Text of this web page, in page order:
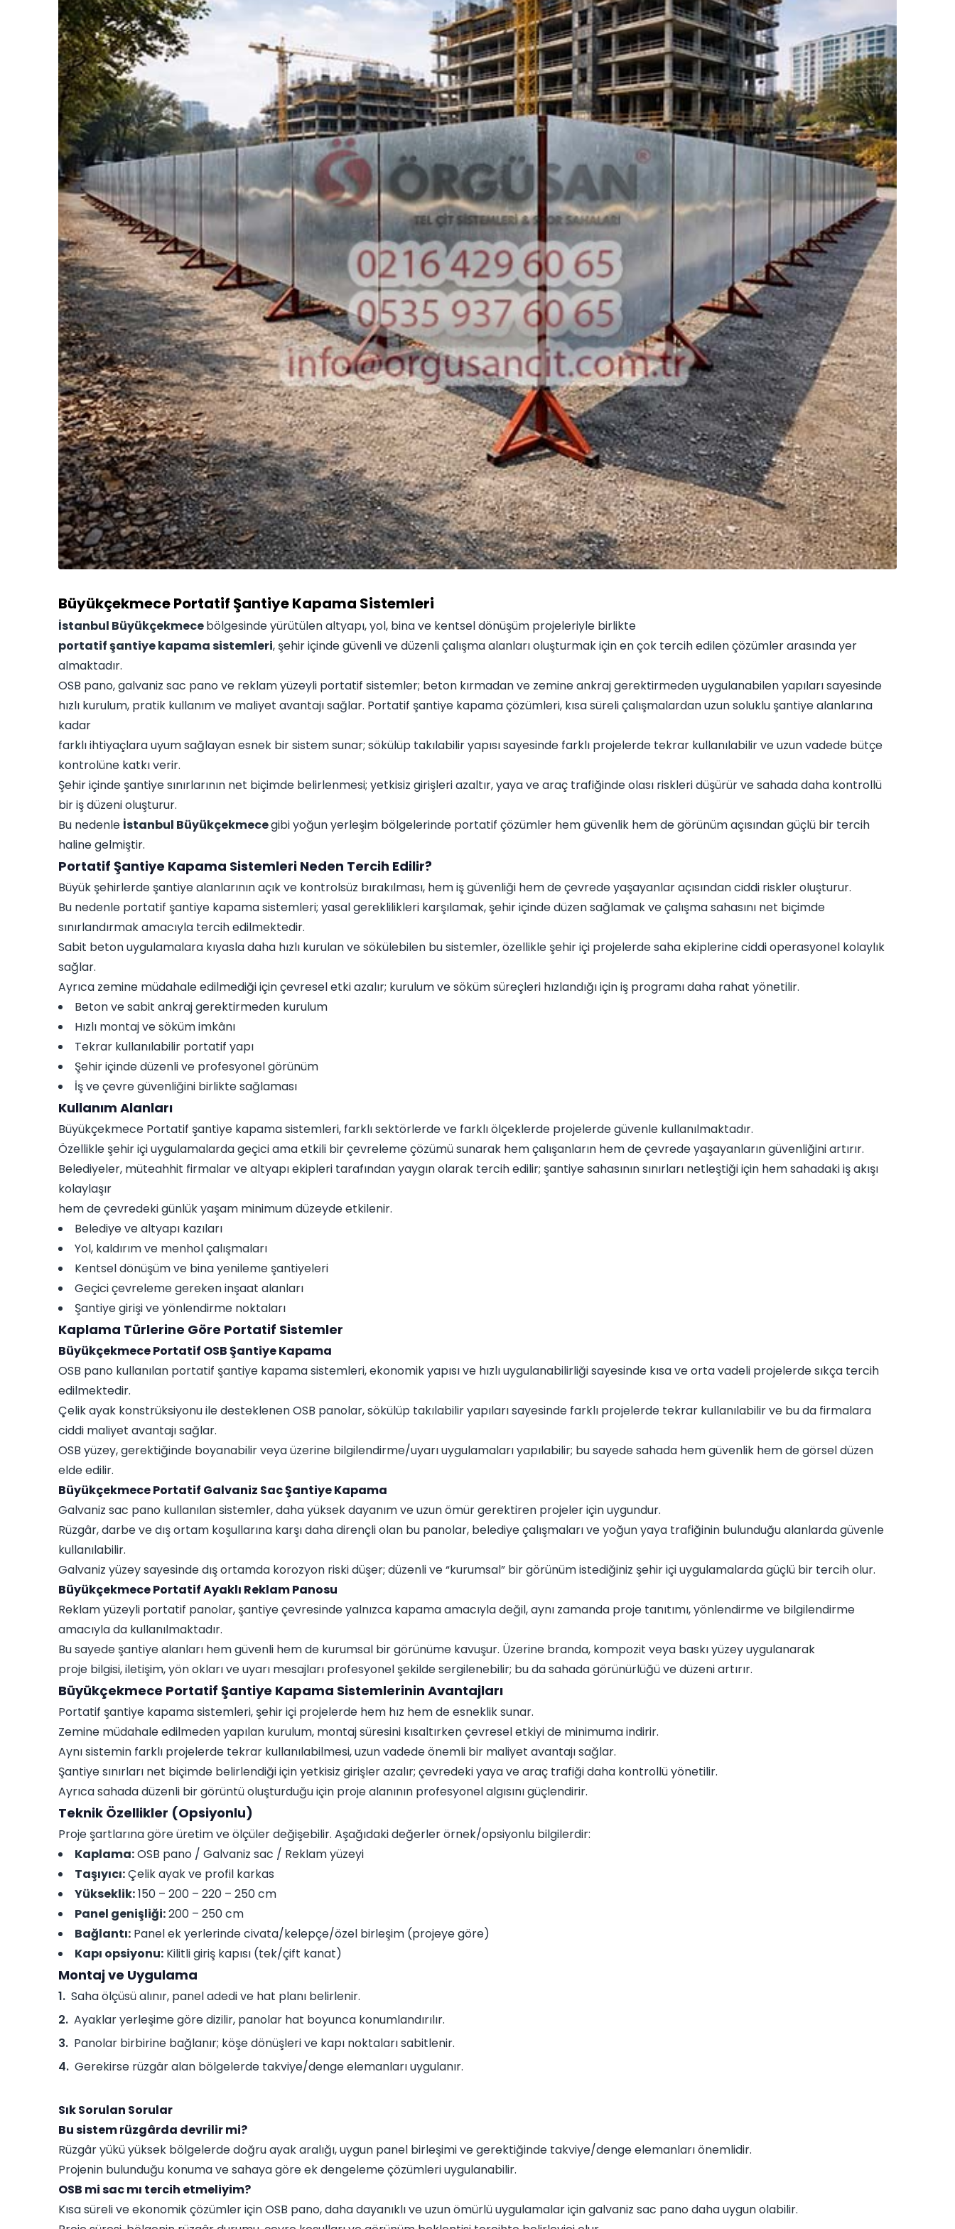
Büyükçekmece Portatif Şantiye Kapama Sistemleri
İstanbul Büyükçekmecebölgesinde yürütülen altyapı, yol, bina ve kentsel dönüşüm projeleriyle birlikte
portatif şantiye kapama sistemleri, şehir içinde güvenli ve düzenli çalışma alanları oluşturmak için en çok tercih edilen çözümler arasında yer
almaktadır.
OSB pano, galvaniz sac pano ve reklam yüzeyli portatif sistemler; beton kırmadan ve zemine ankraj gerektirmeden uygulanabilen yapıları sayesinde
hızlı kurulum, pratik kullanım ve maliyet avantajı sağlar. Portatif şantiye kapama çözümleri, kısa süreli çalışmalardan uzun soluklu şantiye alanlarına
kadar
farklı ihtiyaçlara uyum sağlayan esnek bir sistem sunar; sökülüp takılabilir yapısı sayesinde farklı projelerde tekrar kullanılabilir ve uzun vadede bütçe
kontrolüne katkı verir.
Şehir içinde şantiye sınırlarının net biçimde belirlenmesi; yetkisiz girişleri azaltır, yaya ve araç trafiğinde olası riskleri düşürür ve sahada daha kontrollü
bir iş düzeni oluşturur.
Bu nedenle İstanbul Büyükçekmecegibi yoğun yerleşim bölgelerinde portatif çözümler hem güvenlik hem de görünüm açısından güçlü bir tercih
haline gelmiştir.
Portatif Şantiye Kapama Sistemleri Neden Tercih Edilir?
Büyük şehirlerde şantiye alanlarının açık ve kontrolsüz bırakılması, hem iş güvenliği hem de çevrede yaşayanlar açısından ciddi riskler oluşturur.
Bu nedenle portatif şantiye kapama sistemleri; yasal gereklilikleri karşılamak, şehir içinde düzen sağlamak ve çalışma sahasını net biçimde
sınırlandırmak amacıyla tercih edilmektedir.
Sabit beton uygulamalara kıyasla daha hızlı kurulan ve sökülebilen bu sistemler, özellikle şehir içi projelerde saha ekiplerine ciddi operasyonel kolaylık
sağlar.
Ayrıca zemine müdahale edilmediği için çevresel etki azalır; kurulum ve söküm süreçleri hızlandığı için iş programı daha rahat yönetilir.
Beton ve sabit ankraj gerektirmeden kurulum
Hızlı montaj ve söküm imkânı
Tekrar kullanılabilir portatif yapı
Şehir içinde düzenli ve profesyonel görünüm
İş ve çevre güvenliğini birlikte sağlaması
Kullanım Alanları
Büyükçekmece Portatif şantiye kapama sistemleri, farklı sektörlerde ve farklı ölçeklerde projelerde güvenle kullanılmaktadır.
Özellikle şehir içi uygulamalarda geçici ama etkili bir çevreleme çözümü sunarak hem çalışanların hem de çevrede yaşayanların güvenliğini artırır.
Belediyeler, müteahhit firmalar ve altyapı ekipleri tarafından yaygın olarak tercih edilir; şantiye sahasının sınırları netleştiği için hem sahadaki iş akışı
kolaylaşır
hem de çevredeki günlük yaşam minimum düzeyde etkilenir.
Belediye ve altyapı kazıları
Yol, kaldırım ve menhol çalışmaları
Kentsel dönüşüm ve bina yenileme şantiyeleri
Geçici çevreleme gereken inşaat alanları
Şantiye girişi ve yönlendirme noktaları
Kaplama Türlerine Göre Portatif Sistemler
Büyükçekmece Portatif OSB Şantiye Kapama
OSB pano kullanılan portatif şantiye kapama sistemleri, ekonomik yapısı ve hızlı uygulanabilirliği sayesinde kısa ve orta vadeli projelerde sıkça tercih
edilmektedir.
Çelik ayak konstrüksiyonu ile desteklenen OSB panolar, sökülüp takılabilir yapıları sayesinde farklı projelerde tekrar kullanılabilir ve bu da firmalara
ciddi maliyet avantajı sağlar.
OSB yüzey, gerektiğinde boyanabilir veya üzerine bilgilendirme/uyarı uygulamaları yapılabilir; bu sayede sahada hem güvenlik hem de görsel düzen
elde edilir.
Büyükçekmece Portatif Galvaniz Sac Şantiye Kapama
Galvaniz sac pano kullanılan sistemler, daha yüksek dayanım ve uzun ömür gerektiren projeler için uygundur.
Rüzgâr, darbe ve dış ortam koşullarına karşı daha dirençli olan bu panolar, belediye çalışmaları ve yoğun yaya trafiğinin bulunduğu alanlarda güvenle
kullanılabilir.
Galvaniz yüzey sayesinde dış ortamda korozyon riski düşer; düzenli ve “kurumsal” bir görünüm istediğiniz şehir içi uygulamalarda güçlü bir tercih olur.
Büyükçekmece Portatif Ayaklı Reklam Panosu
Reklam yüzeyli portatif panolar, şantiye çevresinde yalnızca kapama amacıyla değil, aynı zamanda proje tanıtımı, yönlendirme ve bilgilendirme
amacıyla da kullanılmaktadır.
Bu sayede şantiye alanları hem güvenli hem de kurumsal bir görünüme kavuşur. Üzerine branda, kompozit veya baskı yüzey uygulanarak
proje bilgisi, iletişim, yön okları ve uyarı mesajları profesyonel şekilde sergilenebilir; bu da sahada görünürlüğü ve düzeni artırır.
Büyükçekmece Portatif Şantiye Kapama Sistemlerinin Avantajları
Portatif şantiye kapama sistemleri, şehir içi projelerde hem hız hem de esneklik sunar.
Zemine müdahale edilmeden yapılan kurulum, montaj süresini kısaltırken çevresel etkiyi de minimuma indirir.
Aynı sistemin farklı projelerde tekrar kullanılabilmesi, uzun vadede önemli bir maliyet avantajı sağlar.
Şantiye sınırları net biçimde belirlendiği için yetkisiz girişler azalır; çevredeki yaya ve araç trafiği daha kontrollü yönetilir.
Ayrıca sahada düzenli bir görüntü oluşturduğu için proje alanının profesyonel algısını güçlendirir.
Teknik Özellikler (Opsiyonlu)
Proje şartlarına göre üretim ve ölçüler değişebilir. Aşağıdaki değerler örnek/opsiyonlu bilgilerdir:
Kaplama:OSB pano / Galvaniz sac / Reklam yüzeyi
Taşıyıcı:Çelik ayak ve profil karkas
Yükseklik:150 – 200 – 220 – 250 cm
Panel genişliği:200 – 250 cm
Bağlantı: Panel ek yerlerinde civata/kelepçe/özel birleşim (projeye göre)
Kapı opsiyonu: Kilitli giriş kapısı (tek/çift kanat)
Montaj ve Uygulama
Saha ölçüsü alınır, panel adedi ve hat planı belirlenir.
Ayaklar yerleşime göre dizilir, panolar hat boyunca konumlandırılır.
Panolar birbirine bağlanır; köşe dönüşleri ve kapı noktaları sabitlenir.
Gerekirse rüzgâr alan bölgelerde takviye/denge elemanları uygulanır.
Sık Sorulan Sorular
Bu sistem rüzgârda devrilir mi?
Rüzgâr yükü yüksek bölgelerde doğru ayak aralığı, uygun panel birleşimi ve gerektiğinde takviye/denge elemanları önemlidir.
Projenin bulunduğu konuma ve sahaya göre ek dengeleme çözümleri uygulanabilir.
OSB mi sac mı tercih etmeliyim?
Kısa süreli ve ekonomik çözümler için OSB pano, daha dayanıklı ve uzun ömürlü uygulamalar için galvaniz sac pano daha uygun olabilir.